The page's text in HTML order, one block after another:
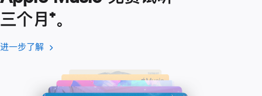
三个月脚
注
⁺。
进一步了解 进
了
(在
口